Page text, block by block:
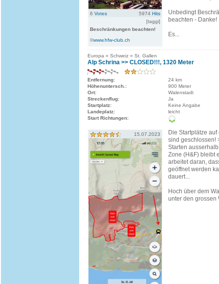
6 Votes 5974 Hits
[taggi]
Beschränkungen beachten!
©www.hfw-club.ch
Unbedingt
beachten - Danke!
Es...
Europa » Schweiz » St. Gallen
Alp Schrina >> CLOSED!!!, 1320 Meter
Entfernung:
24 km
Höhenuntersch.:
900 Meter
Ort:
Walenstadt
Streckenflug:
Ja
Startplatz:
Keine Angabe
Landeplatz:
leicht
Start Richtungen:
15.07.2023
Die Startplätze
sind geschlossen!
Starten
Zone (H&F) bleibt
arbeitet daran,
geöffnet werden
dauert...
Hoch über dem
unter den grossen